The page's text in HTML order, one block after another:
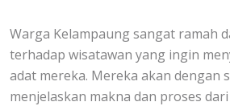
Warga Kelampaung sangat ramah
terhadap wisatawan yang ingin
adat mereka. Mereka akan dengan
menjelaskan makna dan proses